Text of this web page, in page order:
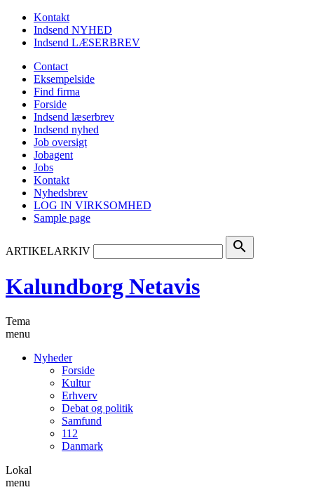
Kontakt
Indsend NYHED
Indsend LÆSERBREV
Contact
Eksempelside
Find firma
Forside
Indsend læserbrev
Indsend nyhed
Job oversigt
Jobagent
Jobs
Kontakt
Nyhedsbrev
LOG IN VIRKSOMHED
Sample page
ARTIKELARKIV search
Kalundborg Netavis
Tema
menu
Nyheder
Forside
Kultur
Erhverv
Debat og politik
Samfund
112
Danmark
Lokal
menu